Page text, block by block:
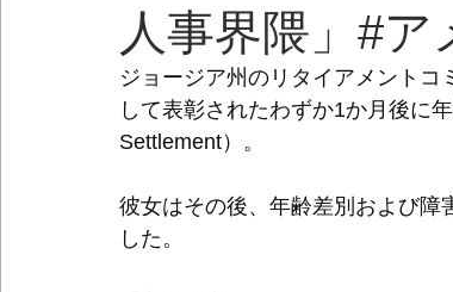
人事界隈」#ア
ジョージア州のリタイアメントコ
して表彰されたわずか1か月後に
Settlement）。
彼女はその後、年齢差別および障
した。